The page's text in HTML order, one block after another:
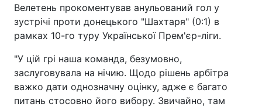
Велетень прокоментував анульований гол у
зустрічі проти донецького "Шахтаря" (0:1) в
рамках 10-го туру Української Прем'єр-ліги.
"У цій грі наша команда, безумовно,
заслуговувала на нічию. Щодо рішень арбітра
важко дати однозначну оцінку, адже є багато
питань стосовно його вибору. Звичайно, там